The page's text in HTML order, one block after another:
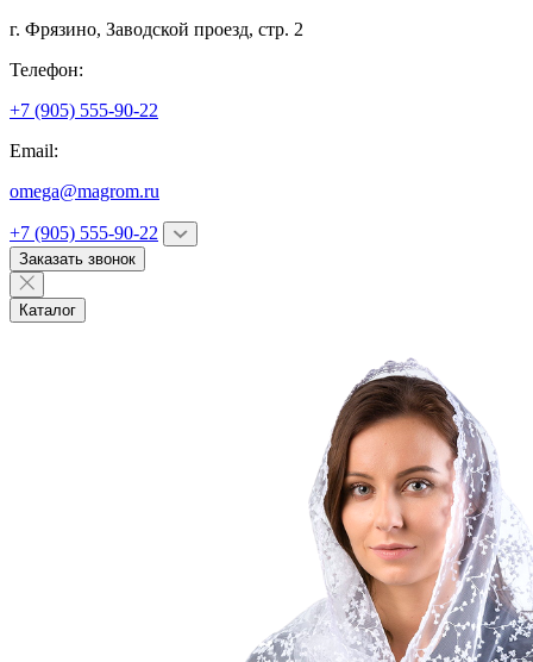
г. Фрязино, Заводской проезд, стр. 2
Телефон:
+7 (905) 555-90-22
Email:
omega@magrom.ru
+7 (905) 555-90-22
Заказать звонок
Каталог